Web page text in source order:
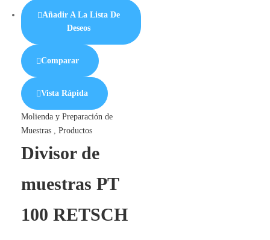
Añadir A La Lista De
Deseos
Comparar
Vista Rápida
Molienda y Preparación de
Muestras, Productos
Divisor de
muestras PT
100 RETSCH